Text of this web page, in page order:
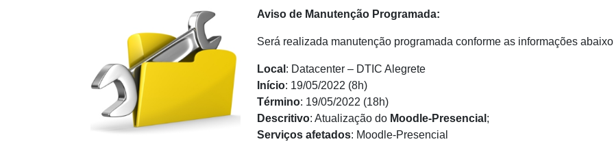
Aviso de Manutenção Programada:
Será realizada manutenção programada conforme as informações
Local : Datacenter – DTIC Alegrete
Início: 19/05/2022 (8h)
Término: 19/05/2022 (18h)
Descritivo: Atualização do Moodle-Presencial ;
Serviços afetados: Moodle-Presencial